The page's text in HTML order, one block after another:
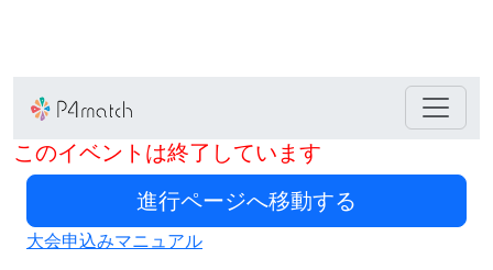
このイベントは終了しています
大会申込みマニュアル